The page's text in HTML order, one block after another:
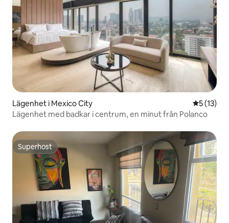
Lägenhet i Mexico City 5 av 5 i
5 (13)
Lägenhet med badkar i centrum, en minut från Polanco
Superhost
Superhost